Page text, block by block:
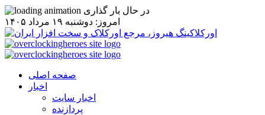
در حال بار گذاری
امروز: دوشنبه ۱۹ مرداد ۱۴۰۵
صفحه اصلی
اخبار
اخبار سایت
پردازنده